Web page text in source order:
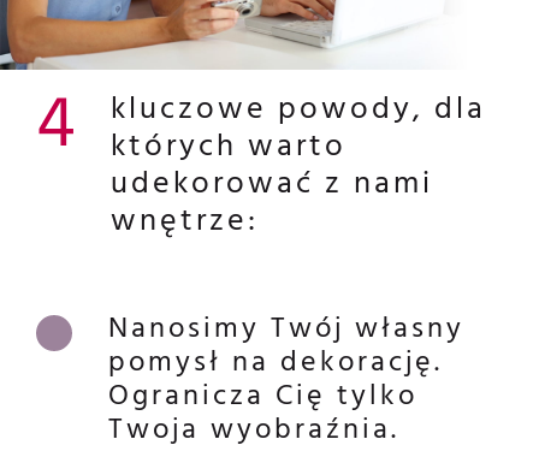
4 kluczowe powody, dla
których warto
udekorować z nami
wnętrze:
Nanosimy Twój własny
pomysł na dekorację.
Ogranicza Cię tylko
Twoja wyobraźnia.